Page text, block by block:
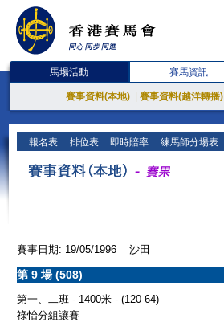
馬場活動 賽馬資訊
賽事資料(本地) 賽事資料(越洋轉播)
報名表 排位表 即時賠率 練馬師分場表
賽事日期: 19/05/1996 沙田
第 9 場 (508)
第一、二班 - 1400米 - (120-64)
祿怡分組讓賽